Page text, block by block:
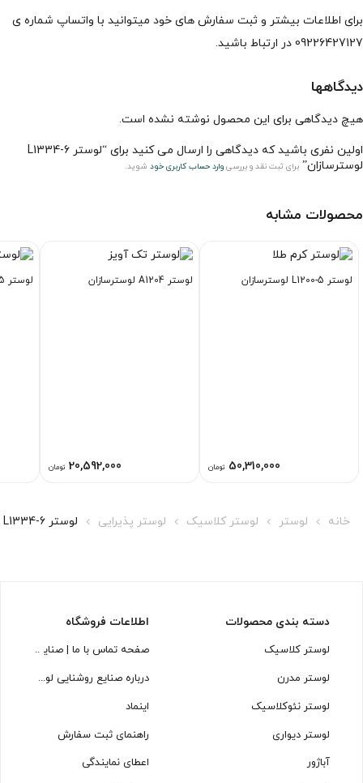
برای اطلاعات بیشتر و ثبت سفارش های خود میتوانید با واتساپ شماره ی
09226427127 در ارتباط باشید.
دیدگاهها
هیچ دیدگاهی برای این محصول نوشته نشده است.
اولین نفری باشید که دیدگاهی را ارسال می کنید برای “لوستر L1334-6
لوسترسازان” برای ثبت نقد و بررسی وارد حساب کاربری خود شوید.
محصولات مشابه
لوستر L1200-5 لوسترسازان
50,310,000 تومان
لوستر A1204 لوسترسازان
20,592,000 تومان
لوستر L1185-5 لوسترسازان
خانه لوستر لوستر کلاسیک لوستر پذیرایی لوستر L1334-6 لوسترسازان
دسته بندی محصولات
لوستر کلاسیک
لوستر مدرن
لوستر نئوکلاسیک
لوستر دیواری
آباژور
اطلاعات فروشگاه
صفحه تماس با ما | صنایع
درباره صنایع روشنایی لوسترسازان
اینماد
راهنمای ثبت سفارش
اعطای نمایندگی